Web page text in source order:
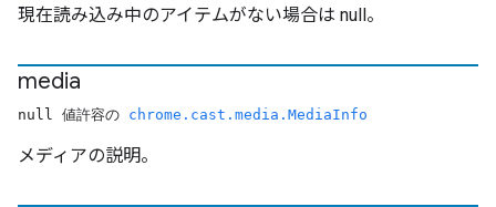
現在読み込み中のアイテムがない場合は null。
media
null 値許容の chrome.cast.media.MediaInfo
メディアの説明。